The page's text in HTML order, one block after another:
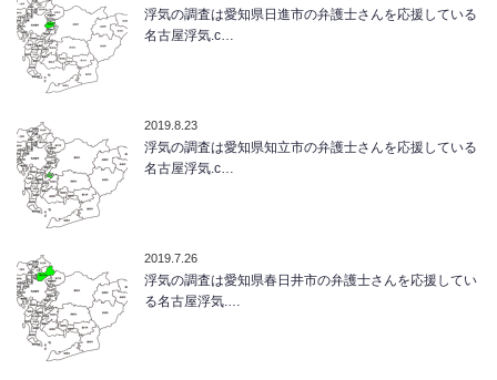
浮気の調査は愛知県日進市の弁護士さんを応援している
名古屋浮気.c…
2019.8.23
浮気の調査は愛知県知立市の弁護士さんを応援している
名古屋浮気.c…
2019.7.26
浮気の調査は愛知県春日井市の弁護士さんを応援してい
る名古屋浮気.…